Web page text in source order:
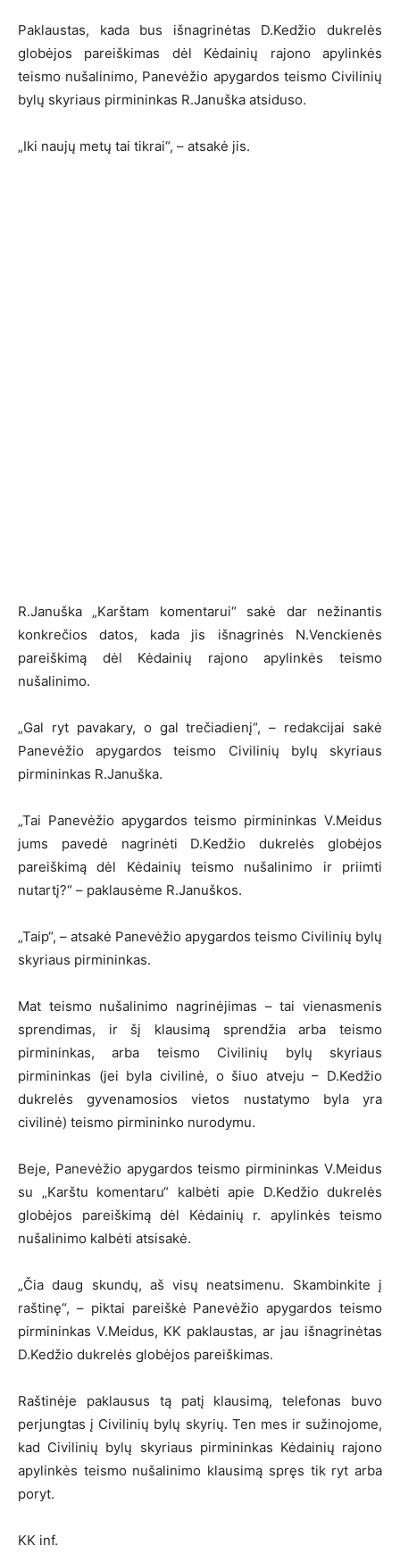
Paklaustas, kada bus išnagrinėtas D.Kedžio dukrelės
globėjos pareiškimas dėl Kėdainių rajono apylinkės
teismo nušalinimo, Panevėžio apygardos teismo Civilinių
bylų skyriaus pirmininkas R.Januška atsiduso.
„Iki naujų metų tai tikrai“, – atsakė jis.
R.Januška „Karštam komentarui“ sakė dar nežinantis
konkrečios datos, kada jis išnagrinės N.Venckienės
pareiškimą dėl Kėdainių rajono apylinkės teismo
nušalinimo.
„Gal ryt pavakary, o gal trečiadienį“, – redakcijai sakė
Panevėžio apygardos teismo Civilinių bylų skyriaus
pirmininkas R.Januška.
„Tai Panevėžio apygardos teismo pirmininkas V.Meidus
jums pavedė nagrinėti D.Kedžio dukrelės globėjos
pareiškimą dėl Kėdainių teismo nušalinimo ir priimti
nutartį?“ – paklausėme R.Januškos.
„Taip“, – atsakė Panevėžio apygardos teismo Civilinių bylų
skyriaus pirmininkas.
Mat teismo nušalinimo nagrinėjimas – tai vienasmenis
sprendimas, ir šį klausimą sprendžia arba teismo
pirmininkas, arba teismo Civilinių bylų skyriaus
pirmininkas (jei byla civilinė, o šiuo atveju – D.Kedžio
dukrelės gyvenamosios vietos nustatymo byla yra
civilinė) teismo pirmininko nurodymu.
Beje, Panevėžio apygardos teismo pirmininkas V.Meidus
su „Karštu komentaru“ kalbėti apie D.Kedžio dukrelės
globėjos pareiškimą dėl Kėdainių r. apylinkės teismo
nušalinimo kalbėti atsisakė.
„Čia daug skundų, aš visų neatsimenu. Skambinkite į
raštinę“, – piktai pareiškė Panevėžio apygardos teismo
pirmininkas V.Meidus, KK paklaustas, ar jau išnagrinėtas
D.Kedžio dukrelės globėjos pareiškimas.
Raštinėje paklausus tą patį klausimą, telefonas buvo
perjungtas į Civilinių bylų skyrių. Ten mes ir sužinojome,
kad Civilinių bylų skyriaus pirmininkas Kėdainių rajono
apylinkės teismo nušalinimo klausimą spręs tik ryt arba
poryt.
KK inf.